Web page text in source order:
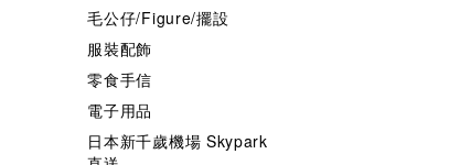
毛公仔/Figure/擺設
服裝配飾
零食手信
電子用品
日本新千歲機場 Skypark